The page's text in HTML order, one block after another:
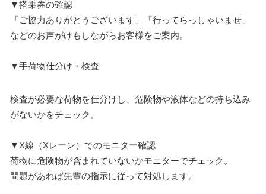
▼搭乗券の確認
「ご協力ありがとうございます」「行ってらっしゃいませ」
などのお声がけもしながらお客様をご案内。
▼手荷物仕分け・検査
検査が必要な荷物を仕分けし、危険物や液体などの持ち込み
がないかをチェック。
▼X線（Xレーン）でのモニター確認
荷物に危険物が含まれていないかモニターでチェック。
問題があれば先輩の指示に従って対処します。